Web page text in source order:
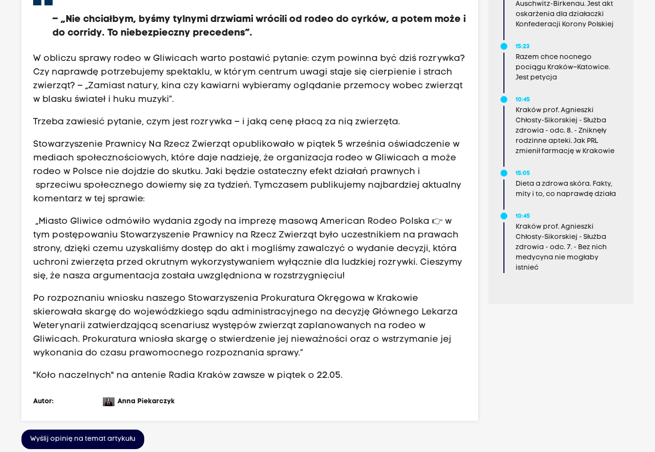
– „Nie chciałbym, byśmy tylnymi drzwiami wrócili od rodeo do cyrków, a potem może i
do corridy. To niebezpieczny precedens”.
W obliczu sprawy rodeo w Gliwicach warto postawić pytanie: czym powinna być dziś rozrywka?
Czy naprawdę potrzebujemy spektaklu, w którym centrum uwagi staje się cierpienie i strach
zwierząt? – „Zamiast natury, kina czy kawiarni wybieramy oglądanie przemocy wobec zwierząt
w blasku świateł i huku muzyki”.
Trzeba zawiesić pytanie, czym jest rozrywka – i jaką cenę płacą za nią zwierzęta.
Stowarzyszenie Prawnicy Na Rzecz Zwierząt opublikowało w piątek 5 września oświadczenie w
mediach społecznościowych, które daje nadzieję, że organizacja rodeo w Gliwicach a może
rodeo w Polsce nie dojdzie do skutku. Jaki będzie ostateczny efekt działań prawnych i
sprzeciwu społecznego dowiemy się za tydzień. Tymczasem publikujemy najbardziej aktualny
komentarz w tej sprawie:
„Miasto Gliwice odmówiło wydania zgody na imprezę masową American Rodeo Polska 👉 w
tym postępowaniu Stowarzyszenie Prawnicy na Rzecz Zwierząt było uczestnikiem na prawach
strony, dzięki czemu uzyskaliśmy dostęp do akt i mogliśmy zawalczyć o wydanie decyzji, która
uchroni zwierzęta przed okrutnym wykorzystywaniem wyłącznie dla ludzkiej rozrywki. Cieszymy
się, że nasza argumentacja została uwzględniona w rozstrzygnięciu!
Po rozpoznaniu wniosku naszego Stowarzyszenia Prokuratura Okręgowa w Krakowie
skierowała skargę do wojewódzkiego sądu administracyjnego na decyzję Głównego Lekarza
Weterynarii zatwierdzającą scenariusz występów zwierząt zaplanowanych na rodeo w
Gliwicach. Prokuratura wniosła skargę o stwierdzenie jej nieważności oraz o wstrzymanie jej
wykonania do czasu prawomocnego rozpoznania sprawy.”
"Koło naczelnych" na antenie Radia Kraków zawsze w piątek o 22.05.
Autor: Anna Piekarczyk
Wyślij opinię na temat artykułu
Auschwitz-Birkenau. Jest akt
oskarżenia dla działaczki
Konfederacji Korony Polskiej
15:23
Razem chce nocnego
pociągu Kraków–Katowice.
Jest petycja
10:45
Kraków prof. Agnieszki
Chłosty-Sikorskiej - Służba
zdrowia - odc. 8. - Zniknęły
rodzinne apteki. Jak PRL
zmienił farmację w Krakowie
15:05
Dieta a zdrowa skóra. Fakty,
mity i to, co naprawdę działa
10:45
Kraków prof. Agnieszki
Chłosty-Sikorskiej - Służba
zdrowia - odc. 7. - Bez nich
medycyna nie mogłaby
istnieć